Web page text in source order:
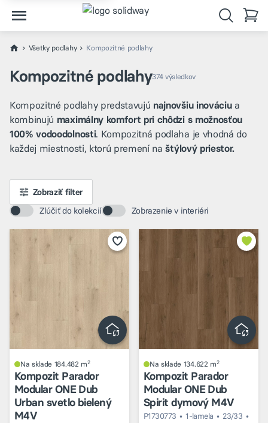
Všetky podlahy Kompozitné podlahy
Kompozitné podlahy374 výsledkov
Kompozitné podlahy predstavujú najnovšiu inováciua
kombinujú maximálny komfort pri chôdzi s možnosťou
100% vodoodolnosti. Kompozitná podlaha je vhodná do
každej miestnosti, ktorú premení naštýlový priestor.
Zobraziť filter
Zlúčiť do kolekcií
Zobrazenie v interiéri
Na sklade 184.482 m2
Kompozit Parador
Modular ONE Dub
Urban svetlo bielený
M4V
Na sklade 134.622 m2
Kompozit Parador
Modular ONE Dub
Spirit dymový M4V
P1730773 1-lamela
23/33